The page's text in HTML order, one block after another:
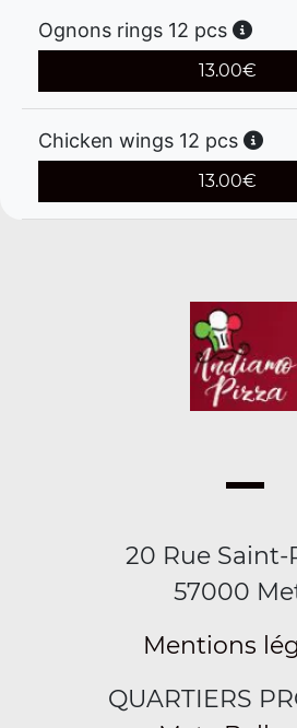
Ognons rings 12 pcs
13.00€
Chicken wings 12 pcs
13.00€
20 Rue Saint-
57000
Mentions
QUARTIERS